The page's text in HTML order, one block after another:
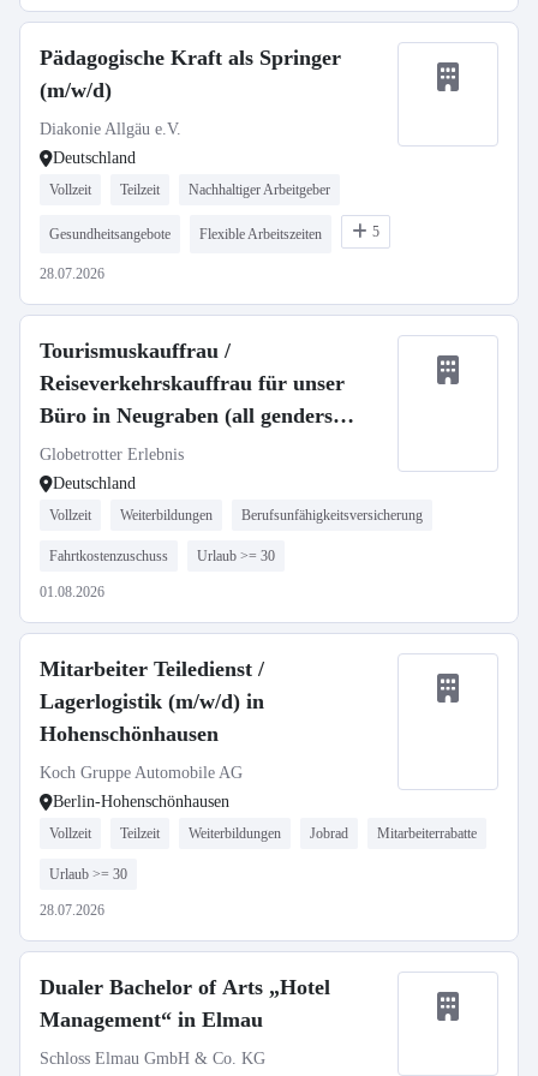
Pädagogische Kraft als Springer
(m/w/d)
Diakonie Allgäu e.V.
Deutschland
Vollzeit Teilzeit Nachhaltiger Arbeitgeber
Gesundheitsangebote Flexible Arbeitszeiten 5
28.07.2026
Tourismuskauffrau /
Reiseverkehrskauffrau für unser
Büro in Neugraben (all genders
welcome)
Globetrotter Erlebnis
Deutschland
Vollzeit Weiterbildungen Berufsunfähigkeitsversicherung
Fahrtkostenzuschuss Urlaub >= 30
01.08.2026
Mitarbeiter Teiledienst /
Lagerlogistik (m/w/d) in
Hohenschönhausen
Koch Gruppe Automobile AG
Berlin-Hohenschönhausen
Vollzeit Teilzeit Weiterbildungen Jobrad Mitarbeiterrabatte
Urlaub >= 30
28.07.2026
Dualer Bachelor of Arts „Hotel
Management“ in Elmau
Schloss Elmau GmbH & Co. KG